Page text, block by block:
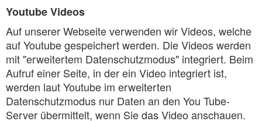
Youtube Videos
Auf unserer Webseite verwenden wir Videos, welche
auf Youtube gespeichert werden. Die Videos werden
mit "erweitertem Datenschutzmodus" integriert. Beim
Aufruf einer Seite, in der ein Video integriert ist,
werden laut Youtube im erweiterten
Datenschutzmodus nur Daten an den You Tube-
Server übermittelt, wenn Sie das Video anschauen.